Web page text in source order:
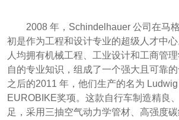
2008 年，Schindelhauer 公司在马
初是作为工程和设计专业的超级人才中
人均拥有机械工程、工业设计和工商管
自的专业知识，组成了一个强大且可靠
之后的2011 年，他们生产的名为
EUROBIKE奖项。这款自行车制造精良
足，采用三抽空气动力学管材、高强度